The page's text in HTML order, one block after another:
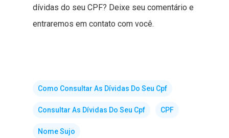
dívidas do seu CPF? Deixe seu comentário e
entraremos em contato com você.
Como Consultar As Dívidas Do Seu Cpf
Consultar As Dívidas Do Seu Cpf CPF
Nome Sujo